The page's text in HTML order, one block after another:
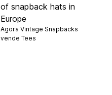
of snapback hats in
Europe
Agora Vintage Snapbacks
vende Tees